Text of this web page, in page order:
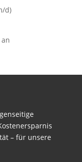
d)
– für unsere